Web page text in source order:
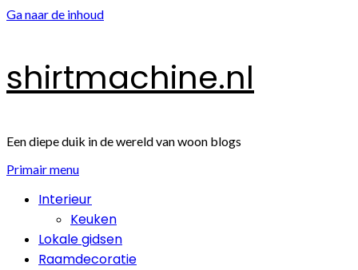
Ga naar de inhoud
shirtmachine.nl
Een diepe duik in de wereld van woon blogs
Primair menu
Interieur
Keuken
Lokale gidsen
Raamdecoratie